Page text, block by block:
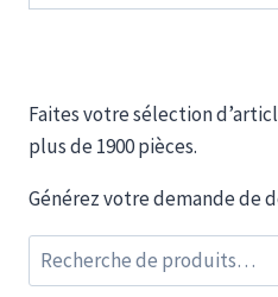
Faites votre sélection
plus de 1900 pièces.
Générez votre demande de
Recherche
pour :